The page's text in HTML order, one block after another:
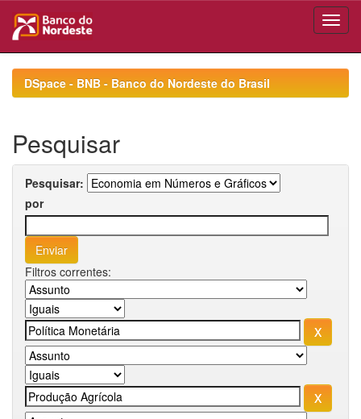
navigationDSpace - BNB - Banco do Nordeste do Brasil
Pesquisar
Pesquisar:
por
Filtros correntes: